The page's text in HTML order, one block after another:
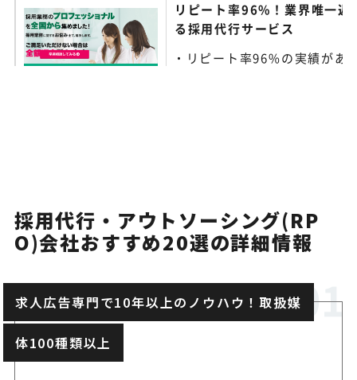
リピート率96%！業界唯一返
る採用代行サービス
リピート率96%の実績があ
エアリク
会社詳細を見る↓
採用特化型のSNS運用代行
採用代行・アウトソーシング(RP
O)会社おすすめ20選の詳細情報
求人広告専門で10年以上のノウハウ！取扱媒
体100種類以上